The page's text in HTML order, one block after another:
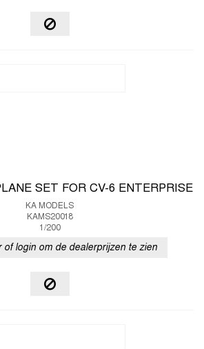
SET FOR CV-6 ENTERPRISE
KA MODELS
KAMS20018
1/200
of login om de dealerprijzen te zien